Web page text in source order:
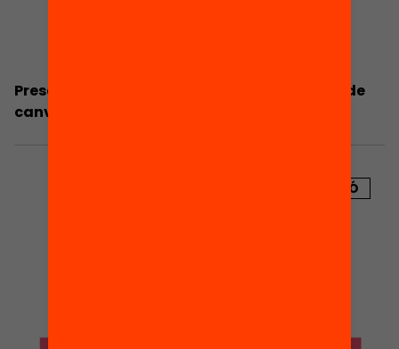
Presentació: Poden ser les families palanca de
canvi del sistema educatiu?
PUBLICACIÓ